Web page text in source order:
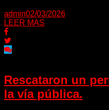
admin02/03/2026
LEER MAS
Rescataron un
la vía pública.